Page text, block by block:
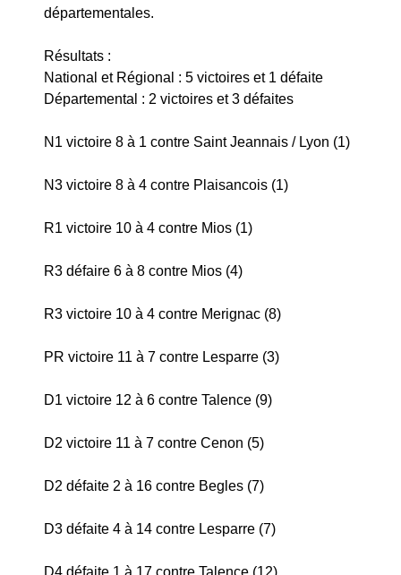
départementales.
Résultats :
National et Régional : 5 victoires et 1 défaite
Départemental : 2 victoires et 3 défaites
N1 victoire 8 à 1 contre Saint Jeannais / Lyon (1)
N3 victoire 8 à 4 contre Plaisancois (1)
R1 victoire 10 à 4 contre Mios (1)
R3 défaire 6 à 8 contre Mios (4)
R3 victoire 10 à 4 contre Merignac (8)
PR victoire 11 à 7 contre Lesparre (3)
D1 victoire 12 à 6 contre Talence (9)
D2 victoire 11 à 7 contre Cenon (5)
D2 défaite 2 à 16 contre Begles (7)
D3 défaite 4 à 14 contre Lesparre (7)
D4 défaite 1 à 17 contre Talence (12)